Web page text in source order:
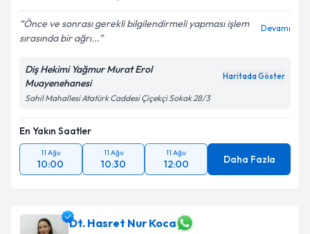
Kişisel verilerimin işlenmesine ilişkin
Aydınlatma
Metni'ni okudum ve kişisel verilerimin belirtilen
kapsamda işlenmesini kabul ediyorum.
Takvim Talebini Gönder
Önce ve sonrası gerekli bilgilendirmeli yapması işlem
sırasında bir ağrı...
Devamı
Diş Hekimi Yağmur Murat Erol
Muayenehanesi
Haritada Göster
Sahil Mahallesi Atatürk Caddesi Çiçekçi Sokak 28/3
En Yakın Saatler
11 Ağu
10:00
11 Ağu
10:30
11 Ağu
12:00 Daha Fazla
Dt. Hasret Nur Koca